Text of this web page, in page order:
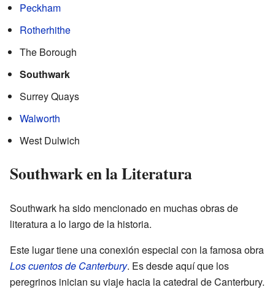
Peckham
Rotherhithe
The Borough
Southwark
Surrey Quays
Walworth
West Dulwich
Southwark en la Literatura
Southwark ha sido mencionado en muchas obras de
literatura a lo largo de la historia.
Este lugar tiene una conexión especial con la famosa obra
Los cuentos de Canterbury. Es desde aquí que los
peregrinos inician su viaje hacia la catedral de Canterbury.